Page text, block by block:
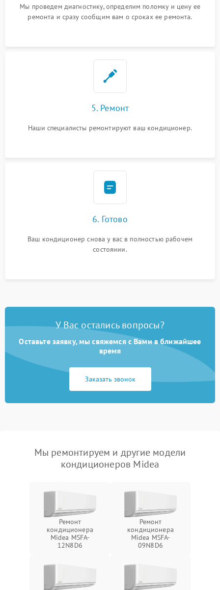
Мы проведем диагностику, определим поломку и цену ее
ремонта и сразу сообщим вам о сроках ее ремонта.
5. Ремонт
Наши специалисты ремонтируют ваш кондиционер.
6. Готово
Ваш кондиционер снова у вас в полностью рабочем
состоянии.
У Вас остались вопросы?
Оставьте заявку, мы свяжемся с Вами в ближайшее
время
Заказать звонок
Мы ремонтируем и другие модели
кондиционеров Midea
Ремонт
кондиционера
Midea MSFA-
12N8D6
Ремонт
кондиционера
Midea MSFA-
09N8D6